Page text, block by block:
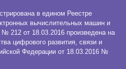
в едином Реестре
вычислительных машин и
212 от 18.03.2016 произведена на
цифрового развития, связи и
Федерации от 18.03.2016 №